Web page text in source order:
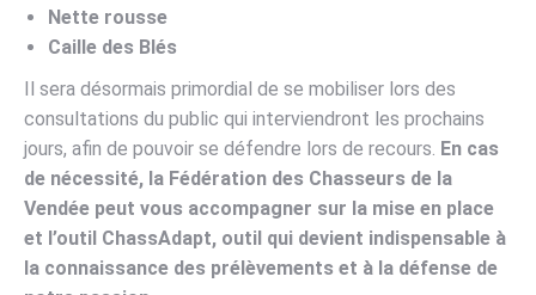
Nette rousse
Caille des Blés
Il sera désormais primordial de se mobiliser lors des
consultations du public qui interviendront les prochains
jours, afin de pouvoir se défendre lors de recours. En cas
de nécessité, la Fédération des Chasseurs de la
Vendée peut vous accompagner sur la mise en place
et l’outil ChassAdapt, outil qui devient indispensable à
la connaissance des prélèvements et à la défense de